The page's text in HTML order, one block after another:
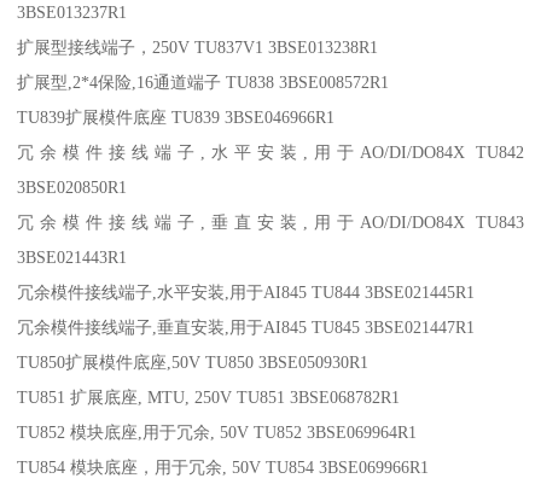
3BSE013237R1
扩展型接线端子，250V TU837V1 3BSE013238R1
扩展型,2*4保险,16通道端子 TU838 3BSE008572R1
TU839扩展模件底座 TU839 3BSE046966R1
冗余模件接线端子,水平安装,用于AO/DI/DO84X TU842
3BSE020850R1
冗余模件接线端子,垂直安装,用于AO/DI/DO84X TU843
3BSE021443R1
冗余模件接线端子,水平安装,用于AI845 TU844 3BSE021445R1
冗余模件接线端子,垂直安装,用于AI845 TU845 3BSE021447R1
TU850扩展模件底座,50V TU850 3BSE050930R1
TU851 扩展底座, MTU, 250V TU851 3BSE068782R1
TU852 模块底座,用于冗余, 50V TU852 3BSE069964R1
TU854 模块底座，用于冗余, 50V TU854 3BSE069966R1